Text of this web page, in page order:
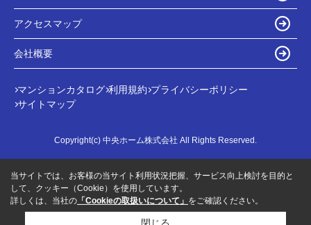
アクセスマップ
会社概要
マンションカタログ 利用規約 プライバシーポリシー
サイトマップ
Copyright(c) 中央ホーム株式会社 All Rights Reserved.
当サイトでは、お客様の当サイト利用状況把握、サービス向上検討を目的と
して、クッキー（Cookie）を使用しています。
詳しくは、当社の 「Cookieの取扱いについて」 をご確認ください。
閉じる